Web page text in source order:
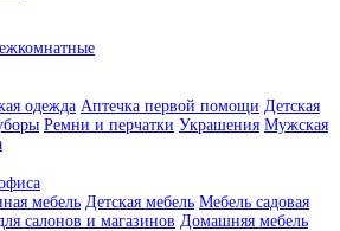
одежда Аптечка первой помощи Детская
Ремни и перчатки Украшения Мужская
мебель Детская мебель Мебель садовая
салонов и магазинов Домашняя мебель